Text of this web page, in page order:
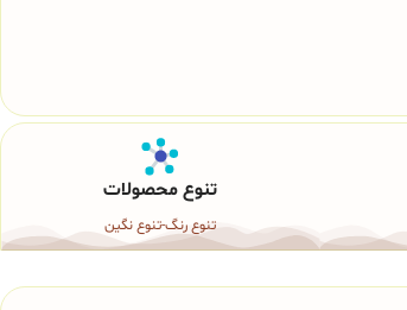
تنوع محصولات
تنوع رنگ-تنوع نگین